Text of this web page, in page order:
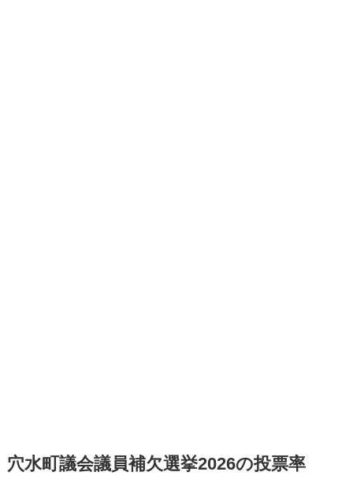
穴水町議会議員補欠選挙2026の投票率